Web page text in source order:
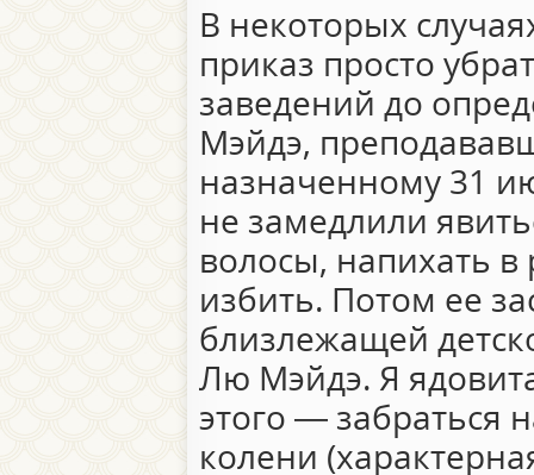
В некоторых
приказ просто
заведений до
Мэйдэ,
назначенному 31
не замедлили
волосы, напихать в
избить. Потом ее
близлежащей
Лю Мэйдэ. Я
этого — забраться
колени